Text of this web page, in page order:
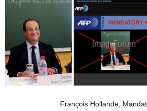
François Hollande,